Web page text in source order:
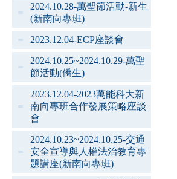
2024.10.28-萬聖節活動-新生
(新南向專班)
2023.12.04-ECP座談會
2024.10.25~2024.10.29-萬聖
節活動(僑生)
2023.12.04-2023萬能科大新
南向專班合作發展策略座談
會
2024.10.23~2024.10.25-交通
安全宣導與人權法治教育專
題講座(新南向專班)